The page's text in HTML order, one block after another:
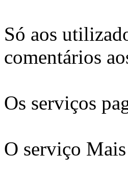
Só aos
comentários
Os serviços
O serviço